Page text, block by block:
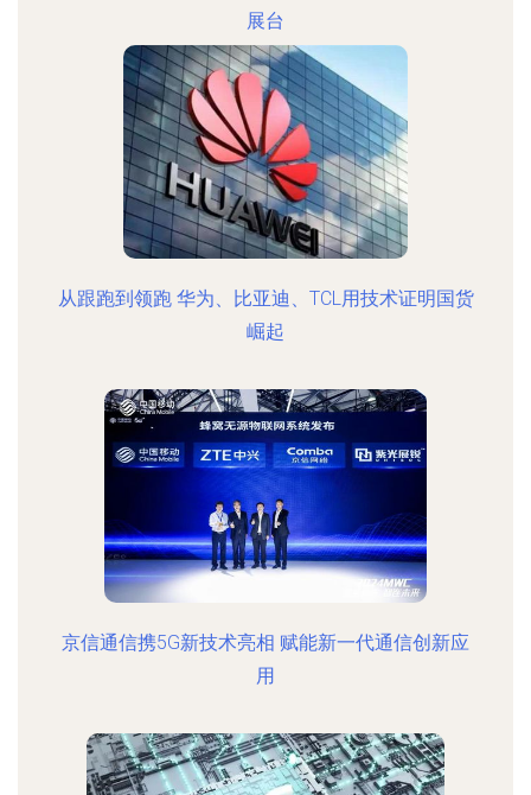
展台
从跟跑到领跑 华为、比亚迪、TCL用技术证明国货
崛起
京信通信携5G新技术亮相 赋能新一代通信创新应
用